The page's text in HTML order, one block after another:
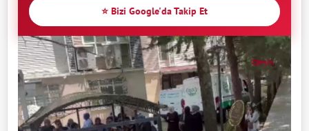
⭐ Bizi Google'da Takip Et